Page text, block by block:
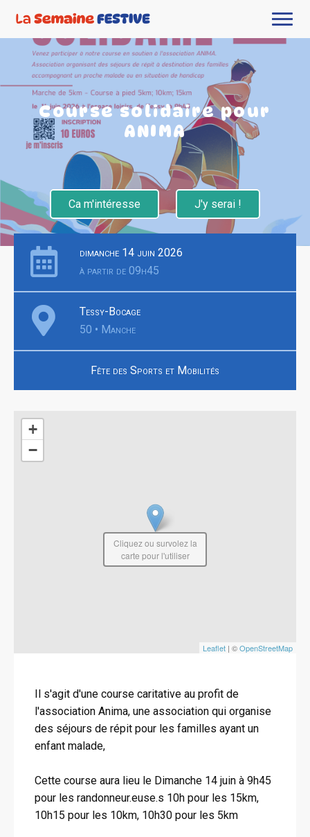
Course solidaire pour
ANIMA
Ca m'intéresse J'y serai !
dimanche 14 juin 2026
à partir de 09h45
Tessy-Bocage
50 • Manche
Fête des Sports et Mobilités
+
−
Leaflet | ©OpenStreetMap
Cliquez ou survolez la
carte pour l'utiliser
Il s'agit d'une course caritative au profit de
l'association Anima, une association qui organise
des séjours de répit pour les familles ayant un
enfant malade,
Cette course aura lieu le Dimanche 14 juin à 9h45
pour les randonneur.euse.s 10h pour les 15km,
10h15 pour les 10km, 10h30 pour les 5km